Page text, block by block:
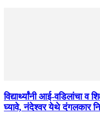
विद्यार्थ्यांनी आई-वडिलांचा व
घ्यावे, नंदेश्वर येथे दंगलकार